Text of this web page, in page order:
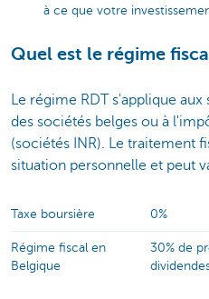
à ce que votre
Quel est le régime
Le régime RDT s'applique
des sociétés belges ou à
(sociétés INR). Le traitement
situation personnelle et peut
Taxe boursière 0%
Régime fiscal en
Belgique
30% de